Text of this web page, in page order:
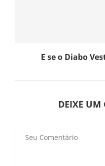
E se o Diabo
DEIXE UM